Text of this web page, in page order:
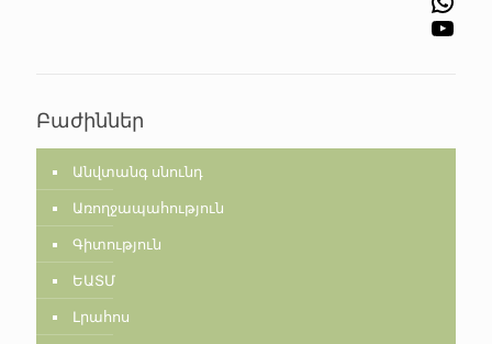
YouTube
Բաժիններ
Անվտանգ սնունդ
Առողջապահություն
Գիտություն
ԵԱՏՄ
Լրահոս